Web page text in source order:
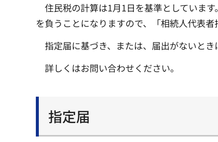
住民税の計算は1月1日を基準としていま
を負うことになりますので、「相続人代表者
指定届に基づき、または、届出がないと
詳しくはお問い合わせください。
指定届